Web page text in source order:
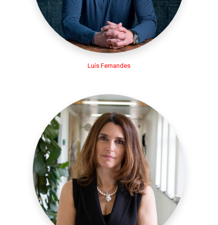
Luís Fernandes